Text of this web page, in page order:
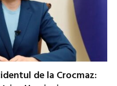
de la Crocmaz: